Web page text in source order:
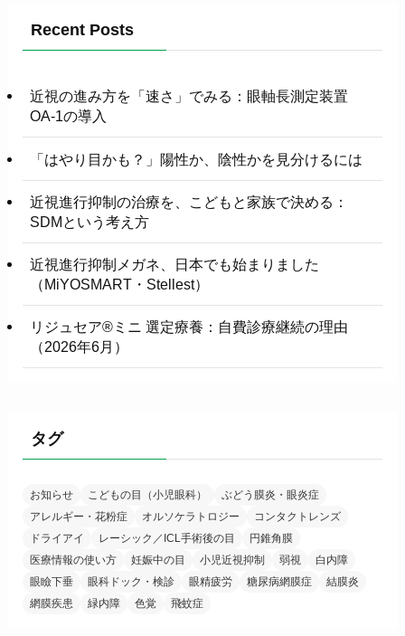
Recent Posts
近視の進み方を「速さ」でみる：眼軸長測定装置
OA-1の導入
「はやり目かも？」陽性か、陰性かを見分けるには
近視進行抑制の治療を、こどもと家族で決める：
SDMという考え方
近視進行抑制メガネ、日本でも始まりました
（MiYOSMART・Stellest）
リジュセア®ミニ 選定療養：自費診療継続の理由
（2026年6月）
タグ
お知らせ こどもの目（小児眼科）
ぶどう膜炎・眼炎症
アレルギー・花粉症
オルソケラトロジー
コンタクトレンズ
ドライアイ
レーシック／ICL手術後の目
円錐角膜
医療情報の使い方
妊娠中の目 小児近視抑制 弱視
白内障
眼瞼下垂
眼科ドック・検診 眼精疲労 糖尿病網膜症
結膜炎
網膜疾患
緑内障 色覚 飛蚊症